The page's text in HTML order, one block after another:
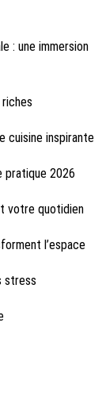
: une immersion
cuisine inspirante
pratique 2026
votre quotidien
l’espace
stress